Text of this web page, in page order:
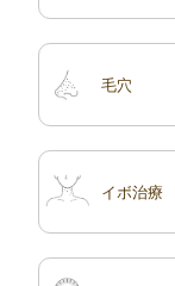
毛穴
イボ治療